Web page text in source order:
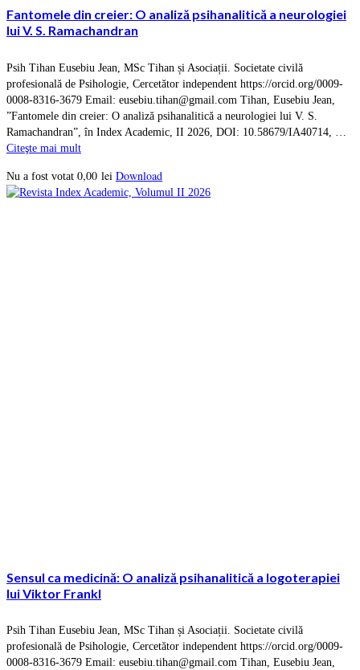
Fantomele din creier: O analiză psihanalitică a neurologiei
lui V. S. Ramachandran
Psih Tihan Eusebiu Jean, MSc Tihan și Asociații. Societate civilă
profesională de Psihologie, Cercetător independent https://orcid.org/0009-
0008-8316-3679 Email: eusebiu.tihan@gmail.com Tihan, Eusebiu Jean,
”Fantomele din creier: O analiză psihanalitică a neurologiei lui V. S.
Ramachandran”, în Index Academic, II 2026, DOI: 10.58679/IA40714, …
Citeşte mai mult
Nu a fost votat 0,00 lei Download
Sensul ca medicină: O analiză psihanalitică a logoterapiei
lui Viktor Frankl
Psih Tihan Eusebiu Jean, MSc Tihan și Asociații. Societate civilă
profesională de Psihologie, Cercetător independent https://orcid.org/0009-
0008-8316-3679 Email: eusebiu.tihan@gmail.com Tihan, Eusebiu Jean,